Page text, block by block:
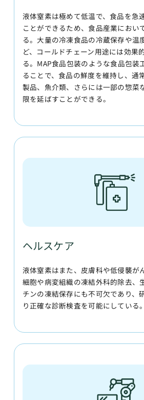
液体窒素は極めて低温で、食品を急
ことができるため、食品産業におい
る。大量の冷凍食品の冷蔵保存や温
ど、コールドチェーン用途には効果
る。MAP食品包装のような食品包装
ることで、食品の鮮度を維持し、通
製品、魚介類、さらには一部の惣菜
限を延ばすことができる。
ヘルスケア
液体窒素はまた、皮膚科や低侵襲が
細胞や病変組織の凍結外科的除去、
チンの凍結保存にも不可欠であり、
り正確な診断検査を可能にしている。